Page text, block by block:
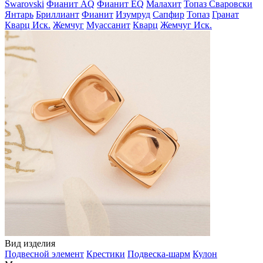
Swarovski Фианит AQ Фианит EQ Малахит Топаз Сваровски
Янтарь Бриллиант Фианит Изумруд Сапфир Топаз Гранат
Кварц Иск. Жемчуг Муассанит Кварц Жемчуг Иск.
Вид изделия
Подвесной элемент Крестики Подвеска-шарм Кулон